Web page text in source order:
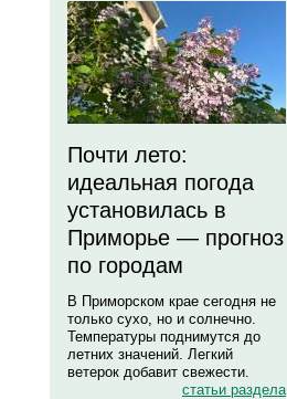
Почти лето:
идеальная погода
установилась в
Приморье — прогноз
по городам
В Приморском крае сегодня не
только сухо, но и солнечно.
Температуры поднимутся до
летних значений. Легкий
ветерок добавит свежести.
статьи раздела